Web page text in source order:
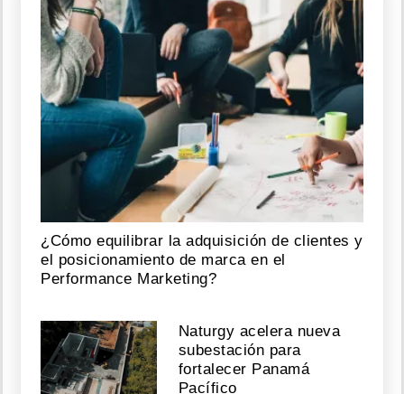
¿Cómo equilibrar la adquisición de clientes y
el posicionamiento de marca en el
Performance Marketing?
Naturgy acelera nueva
subestación para
fortalecer Panamá
Pacífico